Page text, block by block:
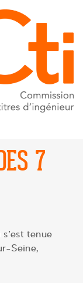
7
tenue
Seine,